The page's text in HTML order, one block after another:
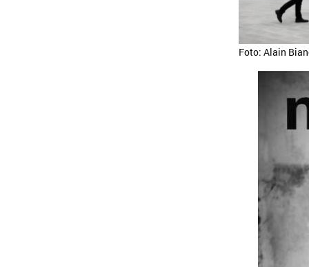
Foto: Alain